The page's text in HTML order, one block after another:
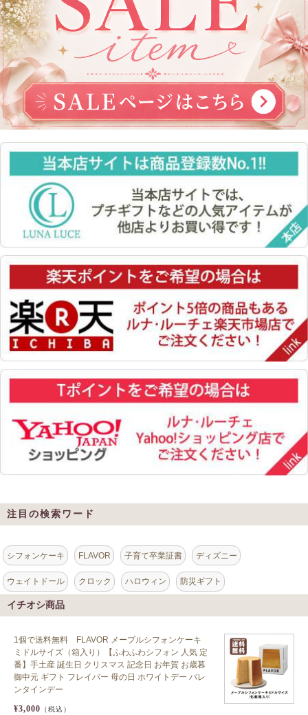
注目の検索ワード
シフォンケーキ FLAVOR 子育て卒業証書 ディズニー
ウェイトドール クロック ハロウィン 防災ギフト
イチオシ商品
1個で送料無料 FLAVOR メープルシフォンケーキ
ミドルサイズ（箱入り）【ふわふわシフォン 人気 定
番】手土産 誕生日 クリスマス 記念日 お年賀 お歳暮
御中元 ギフト フレイバー 母の日 ホワイトデー バレ
ンタインデー
¥3,000 （税込）